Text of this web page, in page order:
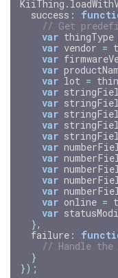
KiiThing .
success :
// Get
var thingType
var vendor =
var
var
var lot =
var
var
var
var
var
var
var
var
var
var
var online =
var
},
failure :
// Handle
}
});